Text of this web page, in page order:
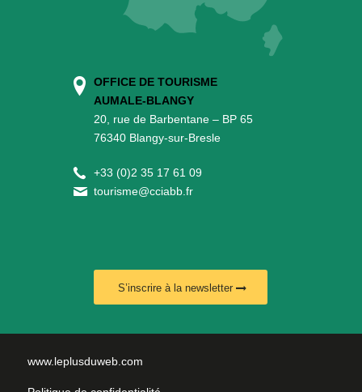
OFFICE DE TOURISME
AUMALE-BLANGY
20, rue de Barbentane – BP 65
76340 Blangy-sur-Bresle
+33 (0)2 35 17 61 09
tourisme@cciabb.fr
S’inscrire à la newsletter
www.leplusduweb.com